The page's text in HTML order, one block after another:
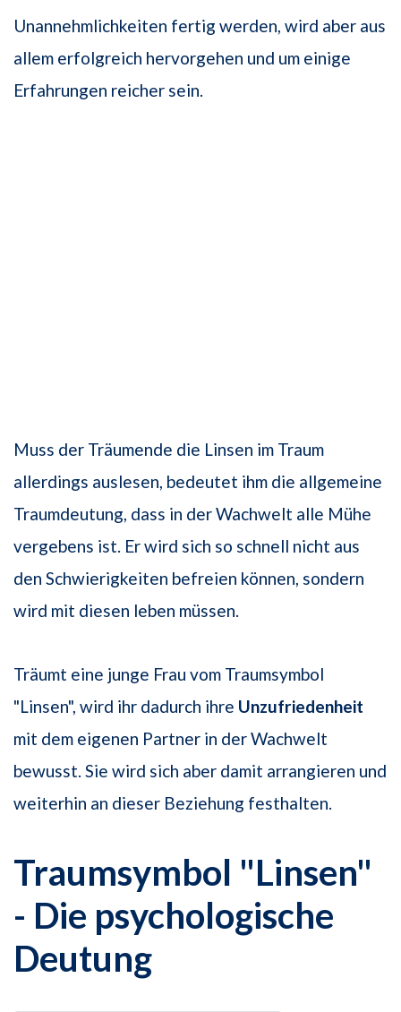
Unannehmlichkeiten fertig werden, wird aber aus
allem erfolgreich hervorgehen und um einige
Erfahrungen reicher sein.
Muss der Träumende die Linsen im Traum
allerdings auslesen, bedeutet ihm die allgemeine
Traumdeutung, dass in der Wachwelt alle Mühe
vergebens ist. Er wird sich so schnell nicht aus
den Schwierigkeiten befreien können, sondern
wird mit diesen leben müssen.
Träumt eine junge Frau vom Traumsymbol
"Linsen", wird ihr dadurch ihre Unzufriedenheit
mit dem eigenen Partner in der Wachwelt
bewusst. Sie wird sich aber damit arrangieren und
weiterhin an dieser Beziehung festhalten.
Traumsymbol "Linsen"
- Die psychologische
Deutung